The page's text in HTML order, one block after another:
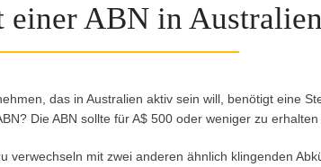
einer ABN in
das in Australien aktiv sein will, benötigt eine
Die ABN sollte für A$ 500 oder weniger zu erhalten
verwechseln mit zwei anderen ähnlich klingenden